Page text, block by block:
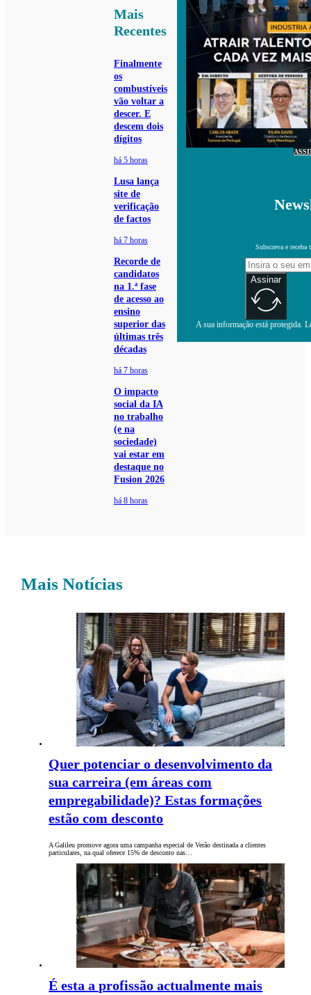
Mais
Recentes
Finalmente
os
combustíveis
vão voltar a
descer. E
descem dois
dígitos
há 5 horas
Lusa lança
site de
verificação
de factos
há 7 horas
Recorde de
candidatos
na 1.ª fase
de acesso ao
ensino
superior das
últimas três
décadas
há 7 horas
O impacto
social da IA
no trabalho
(e na
sociedade)
vai estar em
destaque no
Fusion 2026
há 8 horas
Subscreva e receba
Assinar
A sua informação está protegida.
Mais Notícias
Quer potenciar o desenvolvimento da
sua carreira (em áreas com
empregabilidade)? Estas formações
estão com desconto
A Galileu promove agora uma campanha especial de Verão destinada a clientes
particulares, na qual oferece 15% de desconto nas…
É esta a profissão actualmente mais